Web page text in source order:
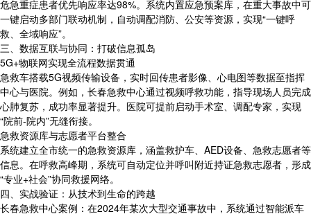
危急重症患者优先响应率达98%。系统内置应急预案库，在重大事故中可
一键启动多部门联动机制，自动调配消防、公安等资源，实现“一键呼
救、全域响应”。
三、数据互联与协同：打破信息孤岛
5G+物联网实现全流程数据贯通
急救车搭载5G视频传输设备，实时回传患者影像、心电图等数据至指挥
中心与医院。例如，长春急救中心通过视频呼救功能，指导现场人员完成
心肺复苏，成功率显著提升。医院可提前启动手术室、调配专家，实现
“院前-院内”无缝衔接。
急救资源库与志愿者平台整合
系统建立全市统一的急救资源库，涵盖救护车、AED设备、急救志愿者等
信息。在呼救高峰期，系统可自动定位并呼叫附近持证急救志愿者，形成
“专业+社会”协同救援网络。
四、实战验证：从技术到生命的跨越
长春急救中心案例：在2024年某次大型交通事故中，系统通过智能派车